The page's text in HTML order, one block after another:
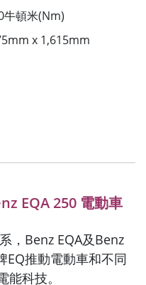
牛頓米(Nm)
x 1,615mm
EQA 250 電動車
，Benz EQA及Benz
EQ推動電動車和不同
科技。